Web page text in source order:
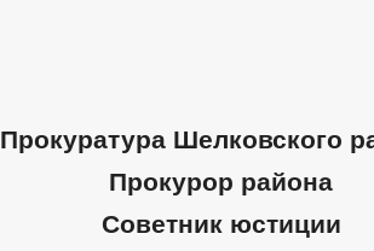
Прокуратура Шелковского
Прокурор района
Советник юстиции